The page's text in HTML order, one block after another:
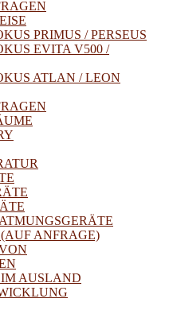
PRIMUS / PERSEUS
EVITA V500 /
ATLAN / LEON
ANFRAGE)
AUSLAND